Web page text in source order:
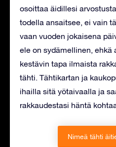
osoittaa äidillesi
todella ansaitsee, ei vain
vaan vuoden jokaisena
ele on sydämellinen, ehkä
kestävin tapa ilmaista
tähti. Tähtikartan ja
ihailla sitä yötaivaalla ja
rakkaudestasi häntä
Nimeä tähti